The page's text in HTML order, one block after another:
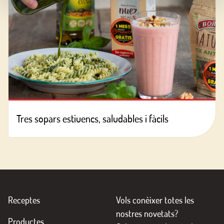
Tres sopars estiuencs, saludables i fàcils
Receptes
Productes
Vols conèixer totes les
nostres novetats?